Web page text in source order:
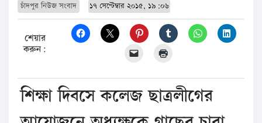
চাঁদপুর নিউজ সংবাদ ১৭ সেপ্টেম্বার ২০১৫, ১৯:০৬
শেয়ার
করুন:
শিক্ষা দিবসে কলেজ ছাত্রলীগের